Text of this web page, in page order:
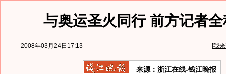
与奥运圣火同行 前方记者
2008年03月24日17:13 [我
来源：浙江在线-钱江晚报